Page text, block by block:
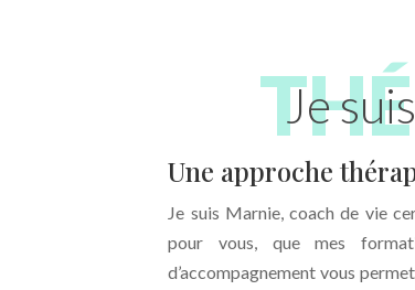
Je
Une approche
Je suis Marnie, coach de vie
pour vous, que mes
d’accompagnement vous